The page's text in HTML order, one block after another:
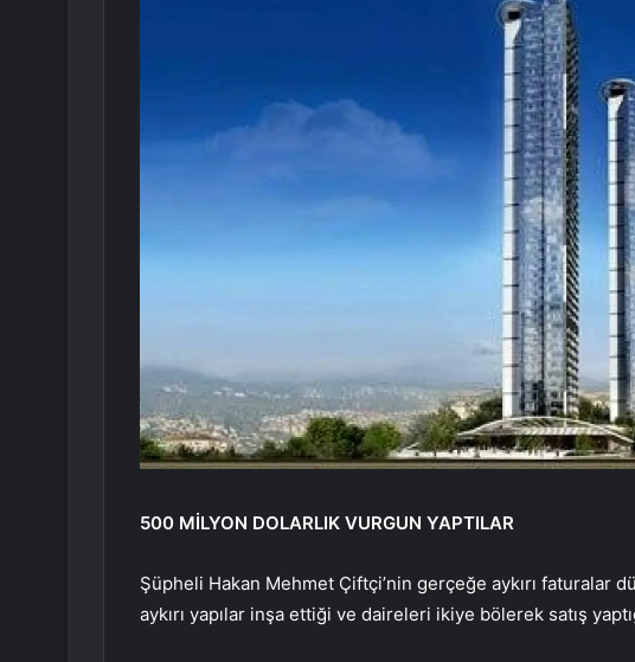
500 MİLYON DOLARLIK VURGUN YAPTILAR
Şüpheli Hakan Mehmet Çiftçi’nin gerçeğe aykırı faturalar
aykırı yapılar inşa ettiği ve daireleri ikiye bölerek satış